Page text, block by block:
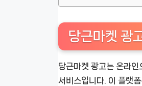
당근마켓 광
당근마켓 광고는 온라
서비스입니다. 이 플랫